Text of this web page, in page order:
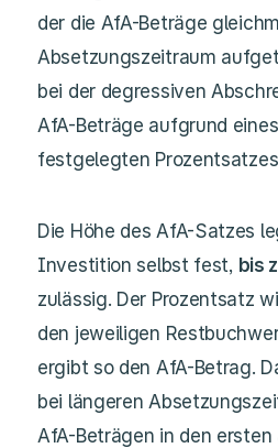
der die AfA-Beträge
Absetzungszeitraum
bei der degressiven
AfA-Beträge aufgrund
festgelegten
Die Höhe des AfA-Satzes
Investition selbst fest, bis
zulässig. Der Prozentsatz
den jeweiligen
ergibt so den AfA-Betrag.
bei längeren
AfA-Beträgen in den ersten